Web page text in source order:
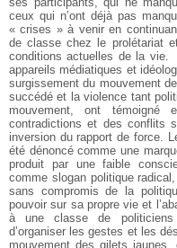
ceux qui n’ont déjà pas
« crises » à venir en
de classe chez le prolétariat
conditions actuelles de la vie.
appareils médiatiques et
surgissement du mouvement
succédé et la violence tant
mouvement, ont témoigné
contradictions et des conflits
inversion du rapport de force.
été dénoncé comme une
produit par une faible
comme slogan politique
sans compromis de la
pouvoir sur sa propre vie et
à une classe de politiciens
d’organiser les gestes et les
mouvement des gilets jaunes,